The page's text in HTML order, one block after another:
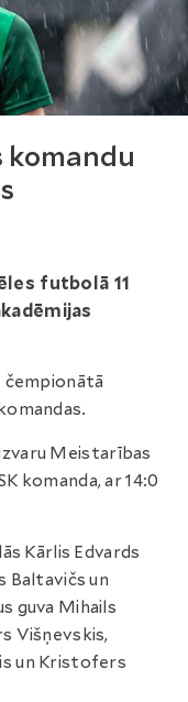
komandu
futbolā 11
čempionātā
Meistarības
komanda, ar 14:0
Kārlis Edvards
Baltavičs un
guva Mihails
Višņevskis,
un Kristofers